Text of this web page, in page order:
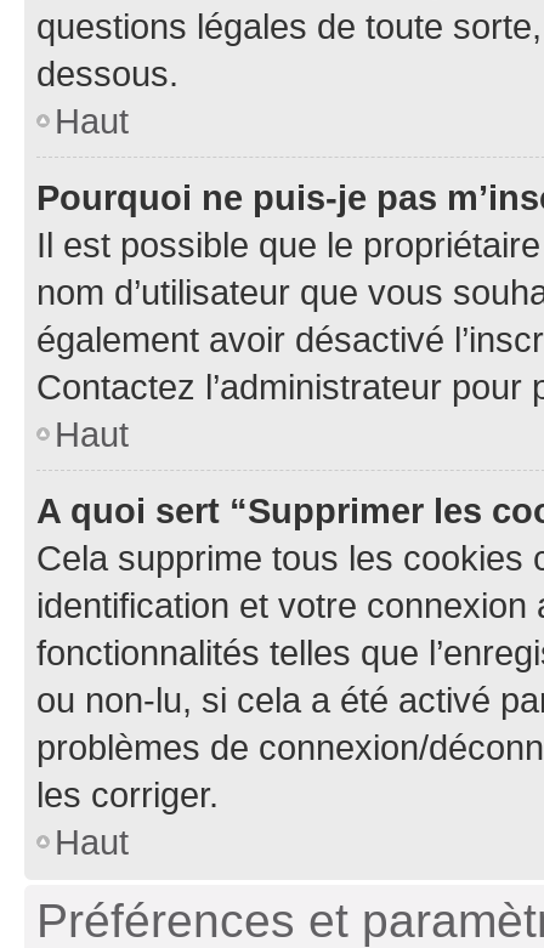
questions légales de toute
dessous.
Haut
Pourquoi ne puis-je pas
Il est possible que le
nom d’utilisateur que vous
également avoir désactivé
Contactez l’administrateur
Haut
A quoi sert “Supprimer les
Cela supprime tous les cookies
identification et votre
fonctionnalités telles que
ou non-lu, si cela a été activé
problèmes de connexion/
les corriger.
Haut
Préférences et